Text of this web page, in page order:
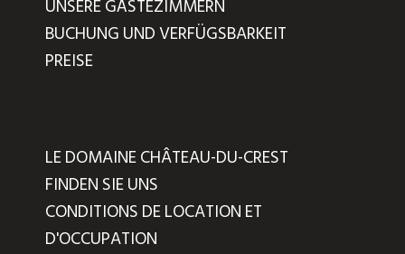
UNSERE GÄSTEZIMMERN
BUCHUNG UND VERFÜGSBARKEIT
PREISE
LE DOMAINE CHÂTEAU-DU-CREST
FINDEN SIE UNS
CONDITIONS DE LOCATION ET
D'OCCUPATION